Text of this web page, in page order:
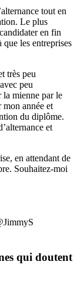
tout en
Le plus
en fin
que les entreprises
très peu
peu
la mienne par le
année et
du diplôme.
et
en attendant de
Souhaitez-moi
qui doutent